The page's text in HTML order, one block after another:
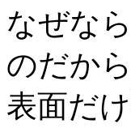
なぜな
のだから
表面だ